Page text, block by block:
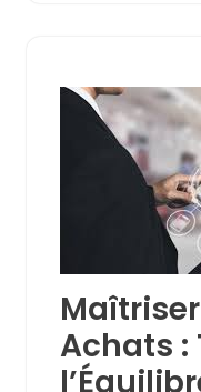
Achats :